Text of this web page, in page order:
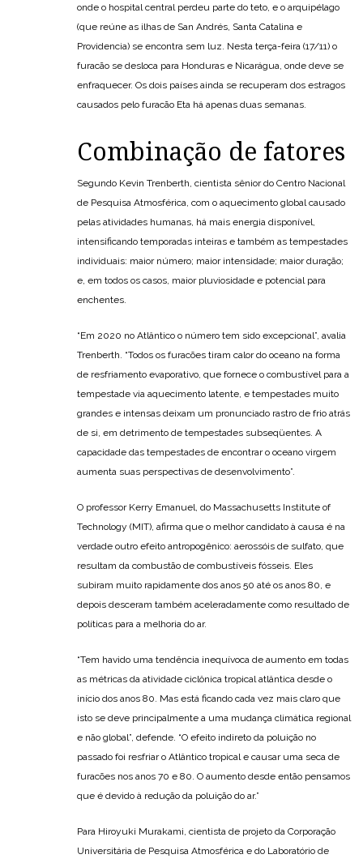
onde o hospital central perdeu parte do teto, e o arquipélago
(que reúne as ilhas de San Andrés, Santa Catalina e
Providencia) se encontra sem luz. Nesta terça-feira (17/11) o
furacão se desloca para Honduras e Nicarágua, onde deve se
enfraquecer. Os dois países ainda se recuperam dos estragos
causados pelo furacão Eta há apenas duas semanas.
Combinação de fatores
Segundo Kevin Trenberth, cientista sênior do Centro Nacional
de Pesquisa Atmosférica, com o aquecimento global causado
pelas atividades humanas, há mais energia disponível,
intensificando temporadas inteiras e também as tempestades
individuais: maior número; maior intensidade; maior duração;
e, em todos os casos, maior pluviosidade e potencial para
enchentes.
“Em 2020 no Atlântico o número tem sido excepcional”, avalia
Trenberth. “Todos os furacões tiram calor do oceano na forma
de resfriamento evaporativo, que fornece o combustível para a
tempestade via aquecimento latente, e tempestades muito
grandes e intensas deixam um pronunciado rastro de frio atrás
de si, em detrimento de tempestades subseqüentes. A
capacidade das tempestades de encontrar o oceano virgem
aumenta suas perspectivas de desenvolvimento”.
O professor Kerry Emanuel, do Massachusetts Institute of
Technology (MIT), afirma que o melhor candidato à causa é na
verdade outro efeito antropogênico: aerossóis de sulfato, que
resultam da combustão de combustíveis fósseis. Eles
subiram muito rapidamente dos anos 50 até os anos 80, e
depois desceram também aceleradamente como resultado de
políticas para a melhoria do ar.
“Tem havido uma tendência inequívoca de aumento em todas
as métricas da atividade ciclônica tropical atlântica desde o
início dos anos 80. Mas está ficando cada vez mais claro que
isto se deve principalmente a uma mudança climática regional
e não global”, defende. “O efeito indireto da poluição no
passado foi resfriar o Atlântico tropical e causar uma seca de
furacões nos anos 70 e 80. O aumento desde então pensamos
que é devido à redução da poluição do ar.”
Para Hiroyuki Murakami, cientista de projeto da Corporação
Universitária de Pesquisa Atmosférica e do Laboratório de